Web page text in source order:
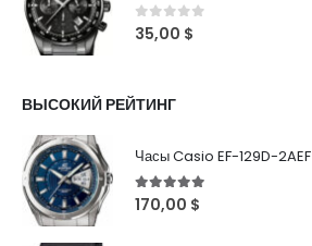
0out of 5
35,00 $
ВЫСОКИЙ РЕЙТИНГ
Часы Casio EF-129D-2AEF
5out of 5
170,00 $